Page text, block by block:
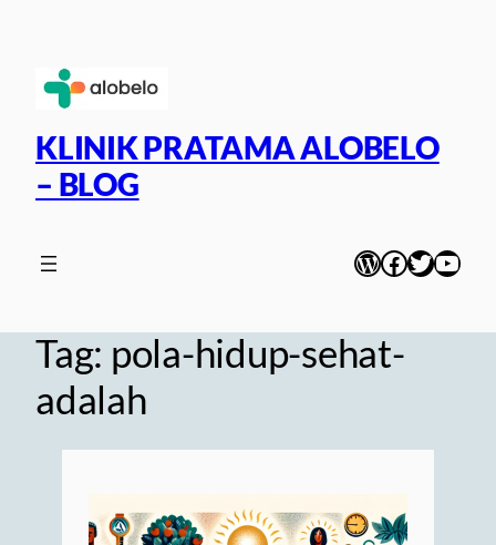
content
KLINIK PRATAMA ALOBELO
– BLOG
WordPress
Facebook
Twitter
Tag: pola-hidup-sehat-
adalah